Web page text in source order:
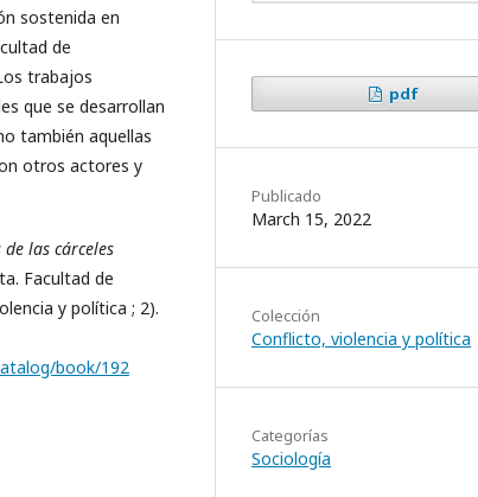
sostenida en
de
trabajos
que se desarrollan
también aquellas
otros actores y
las cárceles
Facultad de
y política ; 2).
book/192
pdf
Publicado
March 15, 2022
Colección
Conflicto, violencia y política
Categorías
Sociología